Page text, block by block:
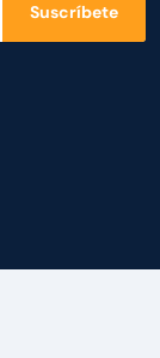
Suscríbete